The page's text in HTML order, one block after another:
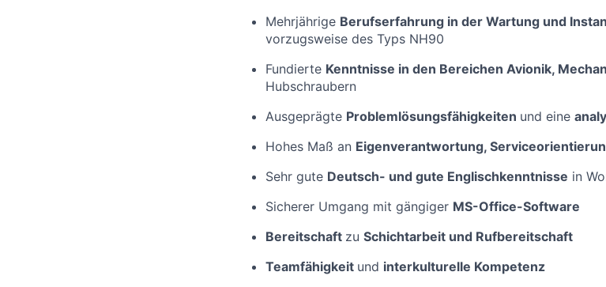
Mehrjährige Berufserfahrung in der Wartung und
vorzugsweise des Typs NH90
Fundierte Kenntnisse in den Bereichen Avionik,
Hubschraubern
Ausgeprägte Problemlösungsfähigkeiten und eine
Hohes Maß an Eigenverantwortung,
Sehr gute Deutsch- und gute Englischkenntnisse in
Sicherer Umgang mit gängiger MS-Office-Software
Bereitschaft zu Schichtarbeit und Rufbereitschaft
Teamfähigkeit und interkulturelle Kompetenz